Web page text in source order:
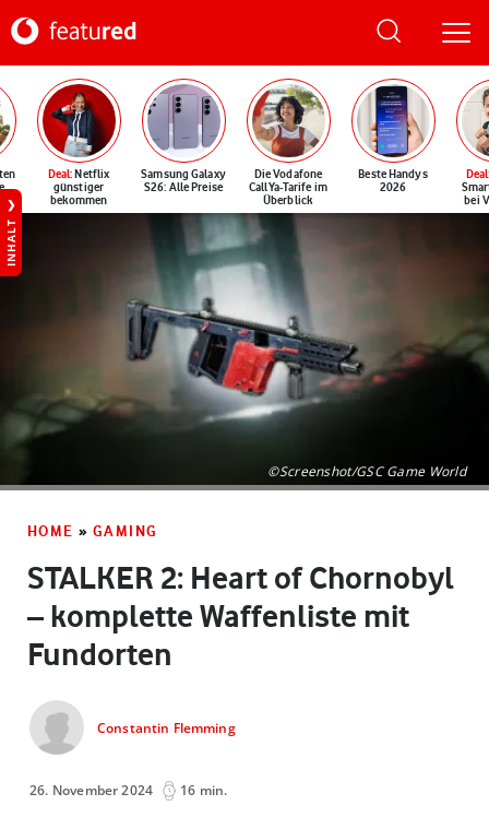
Deal: Netflix
günstiger
bekommen
Samsung Galaxy
S26: Alle Preise
Die Vodafone
CallYa-Tarife im
Überblick
Beste Handys
2026
Deal
bei
INHALT
©Screenshot/GSC Game World
HOME » GAMING
STALKER 2: Heart of Chornobyl
– komplette Waffenliste mit
Fundorten
Constantin Flemming
26. November 2024 16 min.